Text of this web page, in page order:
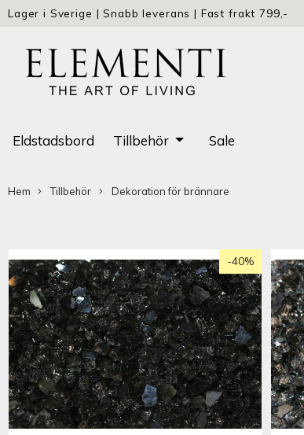
Lager i Sverige |Snabb leverans | Fast frakt 799,-
Eldstadsbord Tillbehör Sale
Hem Tillbehör Dekoration för brännare
-40%